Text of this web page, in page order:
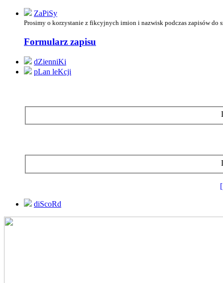
ZaPiSy
Prosimy o korzystanie z fikcyjnych imion i nazwisk podczas zapisów do
Formularz zapisu
dZienniKi
pLan leKcji
diScoRd